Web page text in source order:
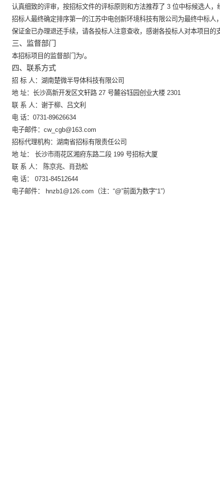
认真细致的评审，按招标文件的评标原则和方法推荐了 3 位中标候选人，
招标人最终确定排序第一的江苏中电创新环境科技有限公司为最终中标人
保证金已办理退还手续，请各投标人注意查收，感谢各投标人对本项目的
三、监督部门
本招标项目的监督部门为/。
四、联系方式
招 标 人：湖南楚微半导体科技有限公司
地 址：长沙高新开发区文轩路 27 号麓谷钰园创业大楼 2301
联 系 人：谢于柳、吕文利
电 话： 0731-89626634
电子邮件： cw_cgb@163.com
招标代理机构：湖南省招标有限责任公司
地 址： 长沙市雨花区湘府东路二段 199 号招标大厦
联 系 人：
陈京兆、肖劲松
电 话：
0731-84512644
电子邮件：
hnzb1@126.com （注：“@”前面为数字“1”）
暂时没有搜索结果…